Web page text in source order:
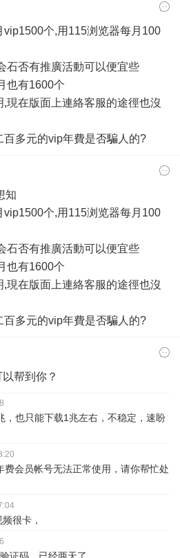
vip1500个,用115浏览器每月100
石否有推廣活動可以便宜些
也有1600个
現在版面上連絡客服的途徑也沒
百多元的vip年費是否騙人的?
知
vip1500个,用115浏览器每月100
石否有推廣活動可以便宜些
也有1600个
現在版面上連絡客服的途徑也沒
百多元的vip年費是否騙人的?
帮到你？
，也只能下载1兆左右，不稳定，速盼
费会员帐号无法正常使用，请你帮忙处
很卡，